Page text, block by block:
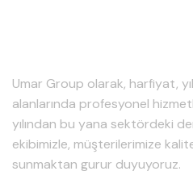
Umar Group olarak, harfiyat,
alanlarında profesyonel
yılından bu yana sektördeki
ekibimizle, müşterilerimize
sunmaktan gurur duyuyoruz.